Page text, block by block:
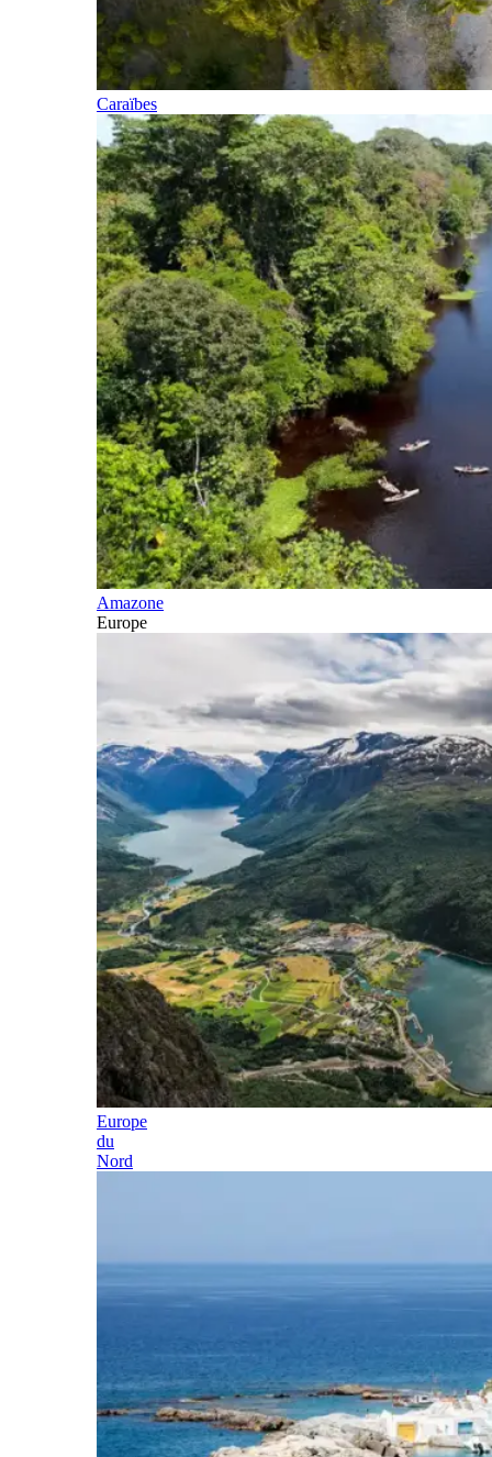
Caraïbes
Amazone
Europe
Europe
du
Nord